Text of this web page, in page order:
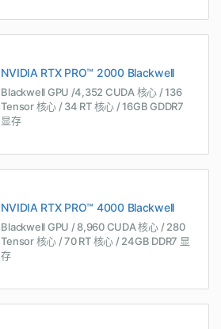
NVIDIA RTX PRO™ 2000 Blackwell
Blackwell GPU /4,352 CUDA 核心 / 136
Tensor 核心 / 34 RT 核心 / 16GB GDDR7
显存
NVIDIA RTX PRO™ 4000 Blackwell
Blackwell GPU / 8,960 CUDA 核心 / 280
Tensor 核心 / 70 RT 核心 / 24GB DDR7 显
存